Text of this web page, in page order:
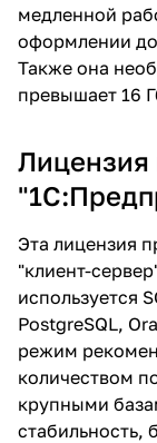
медленной
оформлении
Также она
превышает 16
Лицензия
Эта лицензия
"клиент-
используется
PostgreSQL,
режим
количеством
крупными
стабильность,